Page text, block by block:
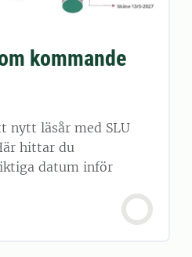
kommande
nytt läsår med SLU
hittar du
datum inför